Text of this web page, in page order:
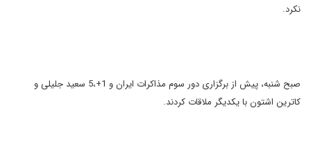
نکرد.
صبح شنبه، پیش از برگزاری دور سوم مذاکرات ایران و 1+،5 سعید جلیلی و
کاترین اشتون با یکدیگر ملاقات کردند.